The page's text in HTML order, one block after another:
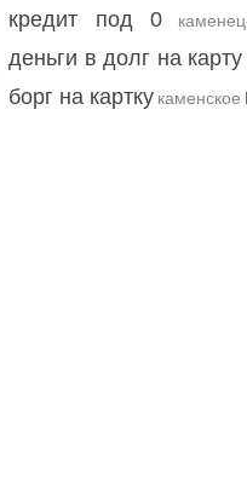
кредит под 0
деньги в долг на карту
борг на картку каменское